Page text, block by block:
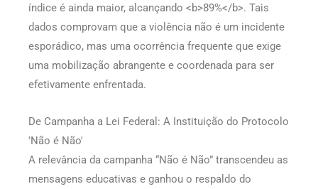
índice é ainda maior, alcançando <b>89%</b>. Tais
dados comprovam que a violência não é um incidente
esporádico, mas uma ocorrência frequente que exige
uma mobilização abrangente e coordenada para ser
efetivamente enfrentada.
De Campanha a Lei Federal: A Instituição do Protocolo
'Não é Não'
A relevância da campanha “Não é Não” transcendeu as
mensagens educativas e ganhou o respaldo do